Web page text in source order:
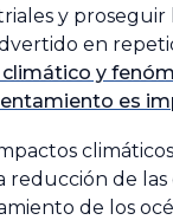
y proseguir
en
y
es
de las
de los